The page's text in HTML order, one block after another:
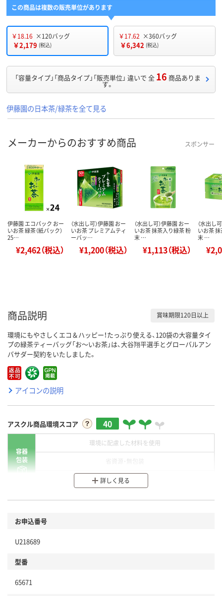
この商品は複数の販売単位があります
￥18.16 ×120バッグ
￥2,179 (税込)
￥17.62 ×360バッグ
￥6,342 (税込)
「容量タイプ」「商品タイプ」「販売単位」 違いで 全 16 商品ありま
す。
伊藤園の日本茶/緑茶を全て見る
メーカーからのおすすめ商品 スポンサー
伊藤園 エコパック おー
いお茶 緑茶（紙パック）
25…
¥2,462（税込）
（水出し可）伊藤園 おー
いお茶 プレミアムティ
ーバッ…
¥1,200（税込）
（水出し可）伊藤園 おー
いお茶 抹茶入り緑茶 粉
末 …
¥1,113（税込）
（水出し
いお茶
末 …
商品説明 賞味期限120日以上
環境にもやさしくエコ＆ハッピー！たっぷり使える、120袋の大容量タイ
プの緑茶ティーバッグ「お～いお茶」は、大谷翔平選手とグローバルアン
バサダー契約をいたしました。
アイコンの説明
アスクル商品環境スコア 40
容器
包装
環境に配慮した材料を使用
分別・リサイクルしやすい設計
本体
仕組
詳しく見る
お申込番号
U218689
型番
65671